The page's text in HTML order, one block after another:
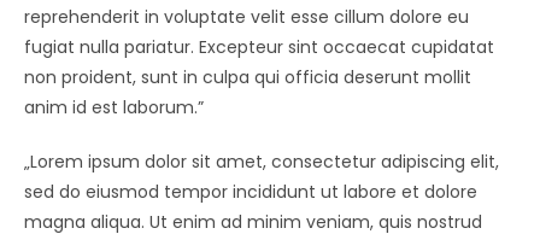
reprehenderit in voluptate velit esse cillum dolore eu
fugiat nulla pariatur. Excepteur sint occaecat cupidatat
non proident, sunt in culpa qui officia deserunt mollit
anim id est laborum.”
„Lorem ipsum dolor sit amet, consectetur adipiscing elit,
sed do eiusmod tempor incididunt ut labore et dolore
magna aliqua. Ut enim ad minim veniam, quis nostrud